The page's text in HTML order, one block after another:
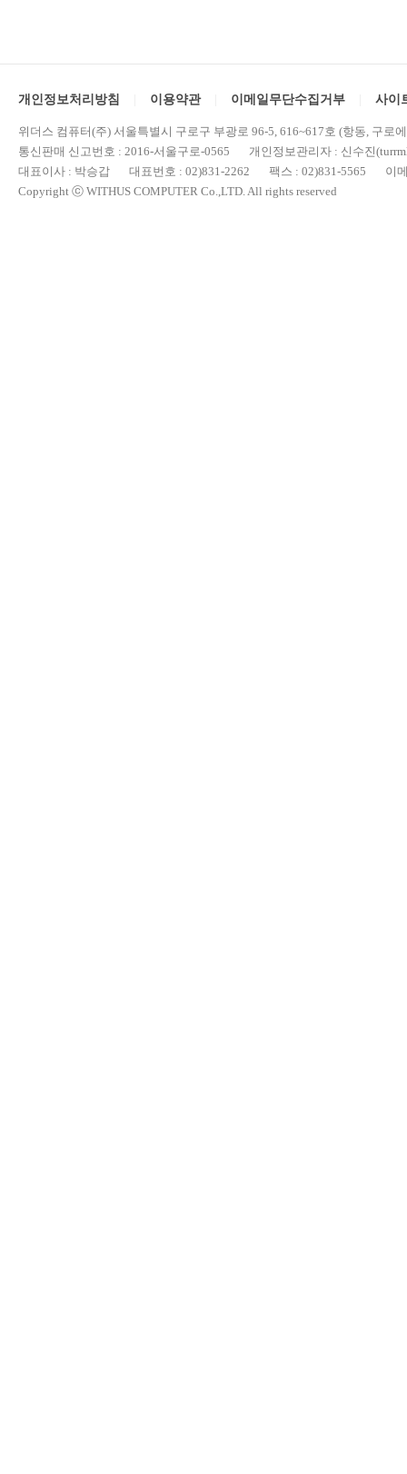
개인정보처리방침 이용약관 이메일무단수집거부 사이
위더스 컴퓨터(주) 서울특별시 구로구 부광로 96-5, 616~617호 (항동, 구
통신판매 신고번호 : 2016-서울구로-0565 개인정보관리자 : 신수진
대표이사 : 박승갑 대표번호 : 02)831-2262 팩스 : 02)831-5565 이메
Copyright ⓒ WITHUS COMPUTER Co.,LTD. All rights reserved